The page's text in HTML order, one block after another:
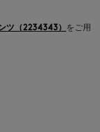
ツ（2234343） をご用